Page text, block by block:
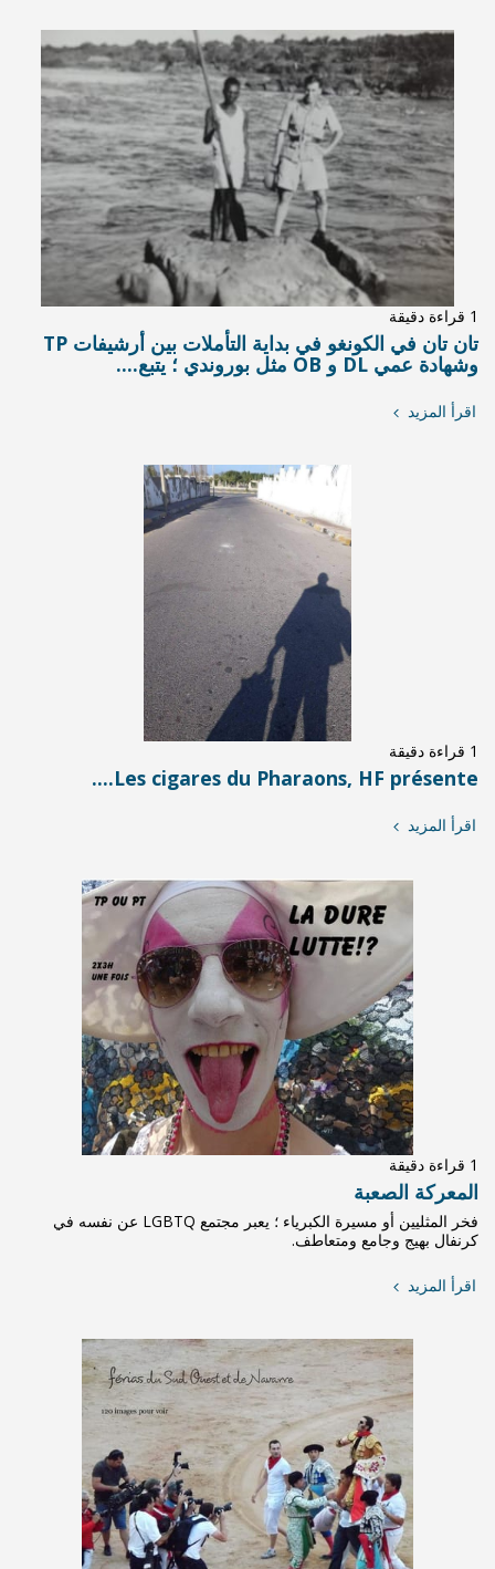
تان تان في الكونغو في بداية التأملات بين أرشيفات TP
Les cigares
فخر المثليين أو مسيرة الكبرياء ؛ يعبر مجتمع LGBTQ عن نفسه في